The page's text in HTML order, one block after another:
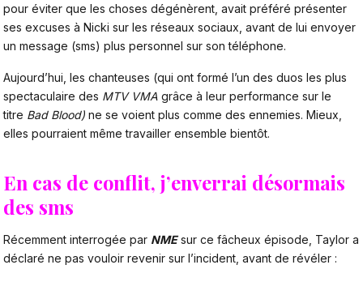
pour éviter que les choses dégénèrent, avait préféré présenter
ses excuses à Nicki sur les réseaux sociaux, avant de lui envoyer
un message (sms) plus personnel sur son téléphone.
Aujourd’hui, les chanteuses (qui ont formé l’un des duos les plus
spectaculaire des MTV VMA grâce à leur performance sur le
titre Bad Blood) ne se voient plus comme des ennemies. Mieux,
elles pourraient même travailler ensemble bientôt.
En cas de conflit, j’enverrai désormais
des sms
Récemment interrogée par NMEsur ce fâcheux épisode, Taylor a
déclaré ne pas vouloir revenir sur l’incident, avant de révéler :